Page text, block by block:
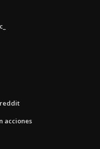
acciones